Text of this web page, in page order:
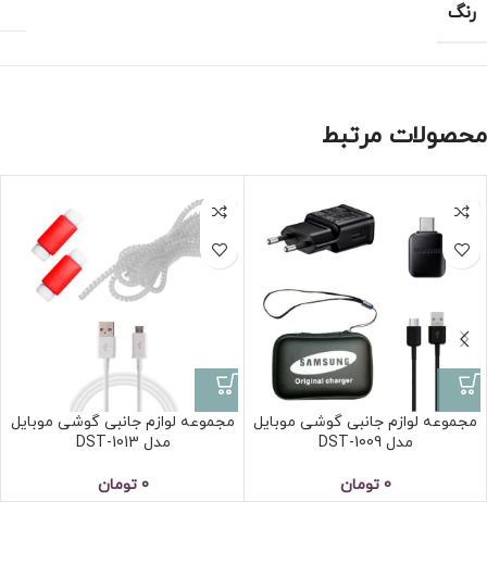
رنگ
محصولات مرتبط
مجموعه لوازم جانبی گوشی موبایل
مدل DST-1009
0 تومان
مجموعه لوازم جانبی گوشی موبایل
مدل DST-1013
0 تومان